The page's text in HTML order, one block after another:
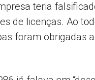
teria
de licenças. Ao
foram obrigadas